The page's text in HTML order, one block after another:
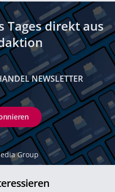
Tages direkt aus
NEWSLETTER
Group